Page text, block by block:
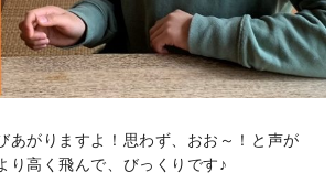
あがりますよ！思わず、おお～！と声が
り高く飛んで、びっくりです♪